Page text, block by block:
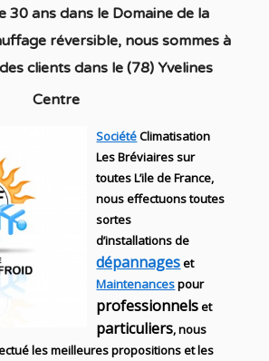
30 ans dans le Domaine de la
réversible, nous sommes à
clients dansle (78) Yvelines
Centre
SociétéClimatisation
Les Bréviaires sur
toutes L’ile de France,
nous effectuons toutes
sortes
d’installationsde
dépannageset
Maintenancespour
professionnelset
particuliers, nous
les meilleures propositions et les